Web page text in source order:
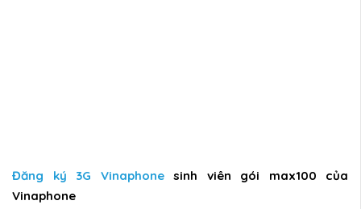
Đăng ký 3G Vinaphonesinh viên gói max100 của
Vinaphone